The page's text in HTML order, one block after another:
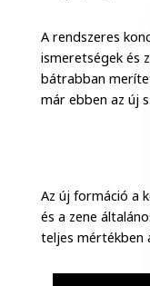
A rendszeres
ismeretségek és
bátrabban
már ebben az új
Az új formáció a
és a zene
teljes mértékben